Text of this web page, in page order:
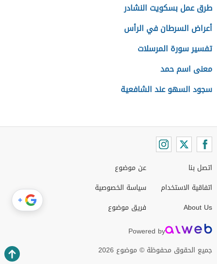
طرق عمل بسكويت النشادر
أعراض السرطان في الرأس
تفسير سورة المرسلات
معنى اسم حمد
سجود السهو عند الشافعية
اتصل بنا
اتفاقية الاستخدام
About Us
عن موضوع
سياسة الخصوصية
فريق موضوع
Powered by
جميع الحقوق محفوظة © موضوع 2026
+